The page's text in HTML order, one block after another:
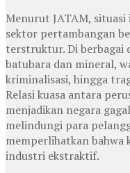
Menurut JATAM,
sektor pertambangan
terstruktur. Di berbagai
batubara dan mineral,
kriminalisasi, hingga
Relasi kuasa antara
menjadikan negara
melindungi para
memperlihatkan bahwa
industri ekstraktif.